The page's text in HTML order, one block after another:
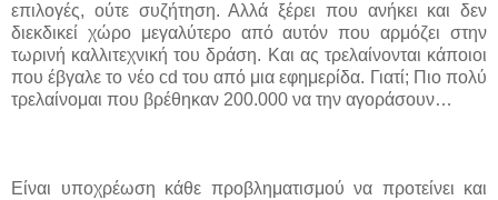
επιλογές, ούτε συζήτηση. Αλλά ξέρει που ανήκει και δεν
διεκδικεί χώρο μεγαλύτερο από αυτόν που αρμόζει στην
τωρινή καλλιτεχνική του δράση. Και ας τρελαίνονται κάποιοι
που έβγαλε το νέο cd του από μια εφημερίδα. Γιατί; Πιο πολύ
τρελαίνομαι που βρέθηκαν 200.000 να την αγοράσουν…
Είναι υποχρέωση κάθε προβληματισμού να προτείνει και